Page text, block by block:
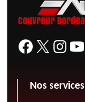
Nos services